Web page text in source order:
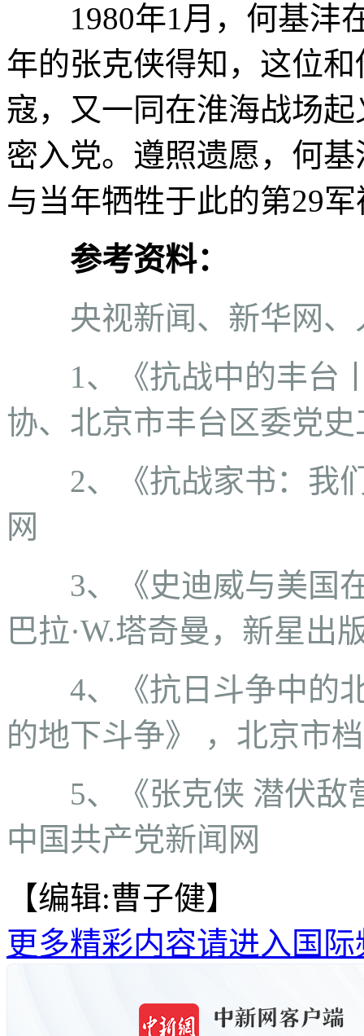
1980年1月，何基沣
年的张克侠得知，这位
寇，又一同在淮海战场
密入党。遵照遗愿，何
与当年牺牲于此的第29
参考资料：
央视新闻、新华网
1、《抗战中的丰台
协、北京市丰台区委党
2、《抗战家书：我
网
3、《史迪威与美国
巴拉·W.塔奇曼，新星出
4、《抗日斗争中的
的地下斗争》 ，北京市
5、《张克侠 潜伏敌
中国共产党新闻网
【编辑:曹子健】
更多精彩内容请进入国际